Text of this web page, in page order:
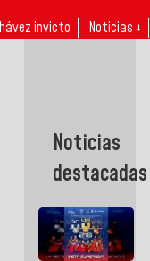
invicto Noticias ↓
Noticias
destacadas